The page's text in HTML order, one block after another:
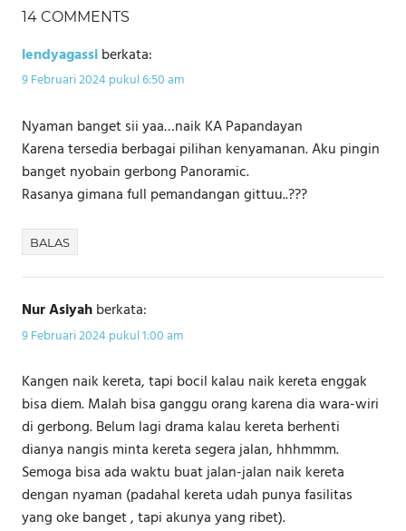
14 COMMENTS
lendyagassiberkata:
9 Februari 2024 pukul 6:50 am
Nyaman banget sii yaa…naik KA Papandayan
Karena tersedia berbagai pilihan kenyamanan. Aku pingin
banget nyobain gerbong Panoramic.
Rasanya gimana full pemandangan gittuu..???
BALAS
Nur Asiyahberkata:
9 Februari 2024 pukul 1:00 am
Kangen naik kereta, tapi bocil kalau naik kereta enggak
bisa diem. Malah bisa ganggu orang karena dia wara-wiri
di gerbong. Belum lagi drama kalau kereta berhenti
dianya nangis minta kereta segera jalan, hhhmmm.
Semoga bisa ada waktu buat jalan-jalan naik kereta
dengan nyaman (padahal kereta udah punya fasilitas
yang oke banget , tapi akunya yang ribet).